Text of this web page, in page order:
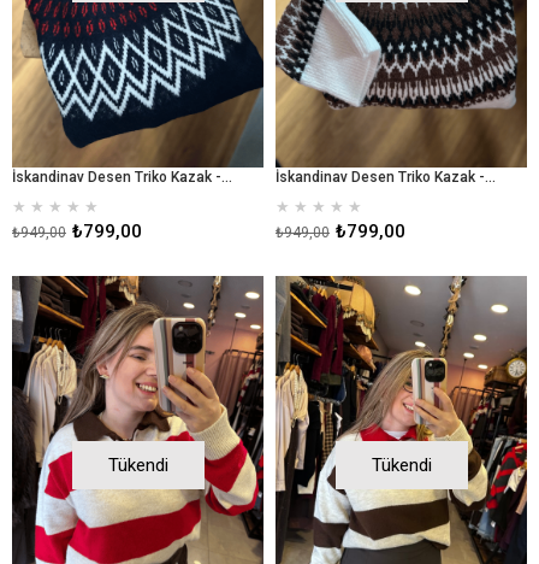
İskandinav Desen Triko Kazak - Lacivert
★ ★ ★ ★ ★
₺799,00
₺949,00
İskandinav Desen Triko Kazak - Krem
★ ★ ★ ★ ★
₺799,00
₺949,00
Tükendi Tükendi